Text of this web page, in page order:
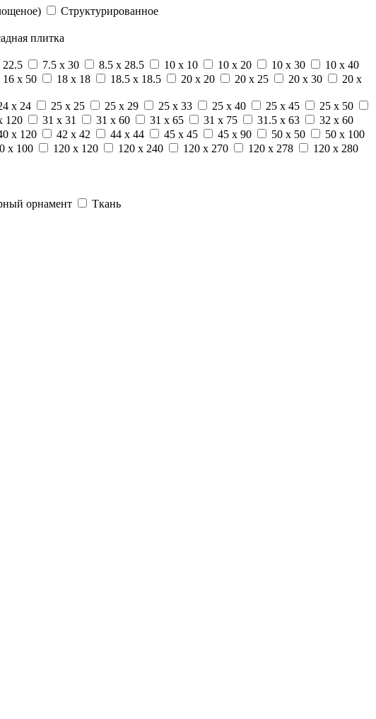
Структурированное
плитка
22.5 7.5 x 30 8.5 x 28.5 10 x 10 10 x 20 10 x 30
10 x 40
16 x 50 18 x 18 18.5 x 18.5 20 x 20 20 x 25 20 x 30
20 x
x 24 25 x 25 25 x 29 25 x 33 25 x 40 25 x 45
25 x 50
120 31 x 31 31 x 60 31 x 65 31 x 75 31.5 x 63
32 x 60
x 120 42 x 42 44 x 44 45 x 45 45 x 90 50 x 50
50 x 100
x 100 120 x 120 120 x 240 120 x 270 120 x 278
120 x 280
орнамент Ткань